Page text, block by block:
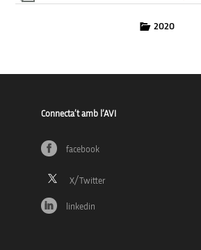
2020
Connecta’t amb l’AVI
facebook
linkedin